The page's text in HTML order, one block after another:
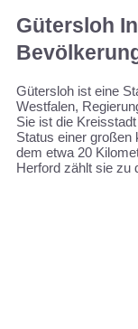
Gütersloh
Gütersloh ist eine
Westfalen,
Sie ist die
Status einer großen
dem etwa 20
Herford zählt sie zu